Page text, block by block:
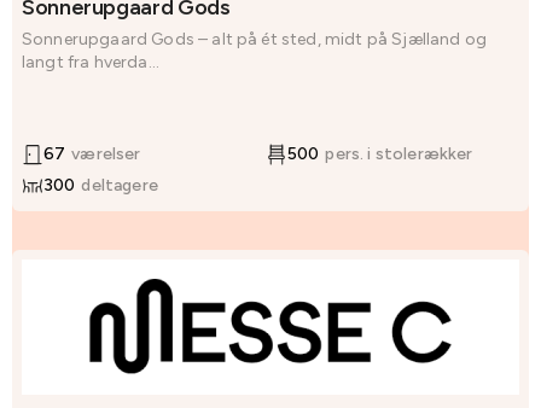
Sonnerupgaard Gods
Sonnerupgaard Gods – alt på ét sted, midt på Sjælland og
langt fra hverda...
67 værelser 500 pers. i stolerækker
300 deltagere